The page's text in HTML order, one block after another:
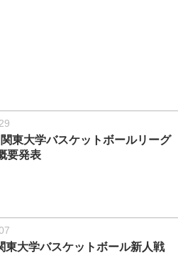
東大学バスケットボールリーグ
要発表
東大学バスケットボール新人戦